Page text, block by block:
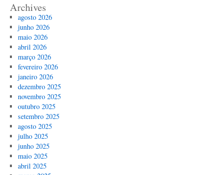
Archives
agosto 2026
junho 2026
maio 2026
abril 2026
março 2026
fevereiro 2026
janeiro 2026
dezembro 2025
novembro 2025
outubro 2025
setembro 2025
agosto 2025
julho 2025
junho 2025
maio 2025
abril 2025